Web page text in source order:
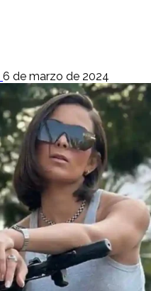
6 de marzo de 2024